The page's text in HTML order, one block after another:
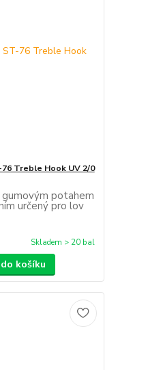
Treble Hook UV 2/0
potahem
určený pro lov
Skladem > 20 bal
košíku